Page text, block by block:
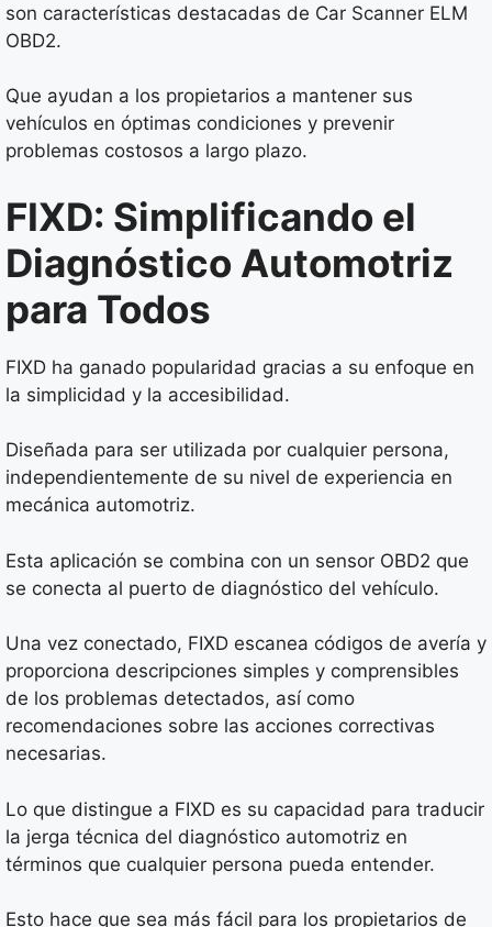
son características destacadas de Car Scanner ELM
OBD2.
Que ayudan a los propietarios a mantener sus
vehículos en óptimas condiciones y prevenir
problemas costosos a largo plazo.
FIXD: Simplificando el
Diagnóstico Automotriz
para Todos
FIXD ha ganado popularidad gracias a su enfoque en
la simplicidad y la accesibilidad.
Diseñada para ser utilizada por cualquier persona,
independientemente de su nivel de experiencia en
mecánica automotriz.
Esta aplicación se combina con un sensor OBD2 que
se conecta al puerto de diagnóstico del vehículo.
Una vez conectado, FIXD escanea códigos de avería y
proporciona descripciones simples y comprensibles
de los problemas detectados, así como
recomendaciones sobre las acciones correctivas
necesarias.
Lo que distingue a FIXD es su capacidad para traducir
la jerga técnica del diagnóstico automotriz en
términos que cualquier persona pueda entender.
Esto hace que sea más fácil para los propietarios de